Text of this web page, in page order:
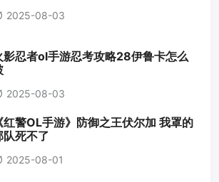
2025-08-03
影忍者ol手游忍考攻略28伊鲁卡怎么
2025-08-03
红警OL手游》防御之王伏尔加 我罩的
队死不了
2025-08-01